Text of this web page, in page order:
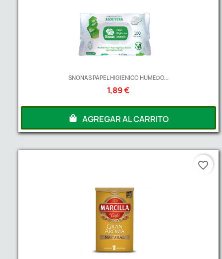
SNONAS PAPEL HIGIENICO HUMEDO...
1,89 €
AGREGAR AL CARRITO
favorite_border